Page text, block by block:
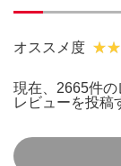
オススメ度
現在、2665件の
レビューを投稿